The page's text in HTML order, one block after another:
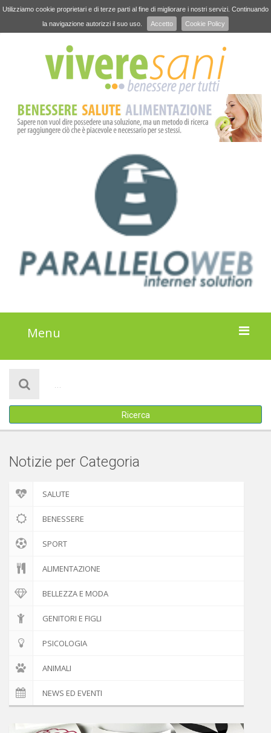
Utilizziamo cookie proprietari e di terze parti al fine di migliorare i nostri servizi. Continuando
la navigazione autorizzi il suo uso.
Accetto Cookie Policy
Menu
ATTIVITÀ
IL PROGETTO
Ricerca
Notizie per Categoria
SALUTE
BENESSERE
SPORT
ALIMENTAZIONE
BELLEZZA E MODA
GENITORI E FIGLI
PSICOLOGIA
ANIMALI
NEWS ED EVENTI